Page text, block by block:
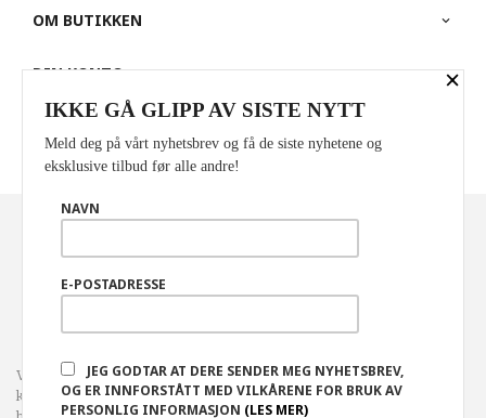
OM BUTIKKEN
DIN KONTO
FRAKT KJØPSBETINGELSER
Vår nettbutikk bruker cookies slik at du får en bedre
kjøpsopplevelse og vi kan yte deg bedre service. Vi bruker cookies
×
IKKE GÅ GLIPP AV SISTE NYTT
Meld deg på vårt nyhetsbrev og få de siste nyhetene og
eksklusive tilbud før alle andre!
NAVN
E-POSTADRESSE
JEG GODTAR AT DERE SENDER MEG NYHETSBREV,
OG ER INNFORSTÅTT MED VILKÅRENE FOR BRUK AV
PERSONLIG INFORMASJON (LES MER)